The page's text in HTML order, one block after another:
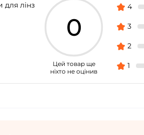
для лінз
0
Цей товар ще
ніхто не оцінив
4
3
2
1